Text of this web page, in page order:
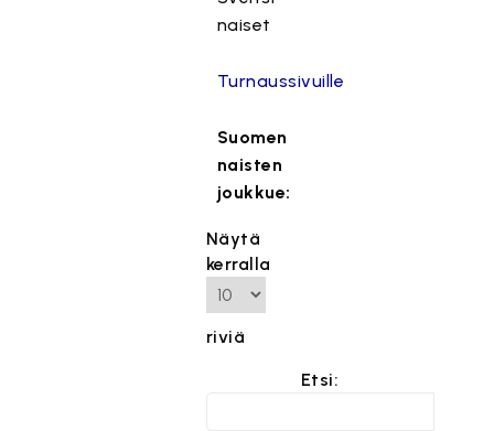
naiset
Turnaussivuille
Suomen
naisten
joukkue:
Näytä
kerralla
riviä
Etsi: